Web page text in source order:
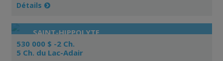
Détails
SAINT-HIPPOLYTE
530 000 $ -2 Ch.
5 Ch. du Lac-Adair